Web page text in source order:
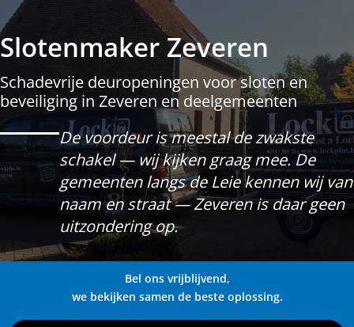
Slotenmaker Zeveren
Schadevrije deuropeningen voor sloten en
beveiliging in Zeveren en deelgemeenten
De voordeur is meestal de zwakste
schakel — wij kijken graag mee. De
gemeenten langs de Leie kennen wij van
naam en straat — Zeveren is daar geen
uitzondering op.
Bel ons vrijblijvend,
we bekijken samen de beste oplossing.